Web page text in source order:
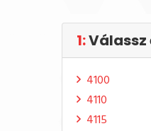
1:
4100
4110
4115